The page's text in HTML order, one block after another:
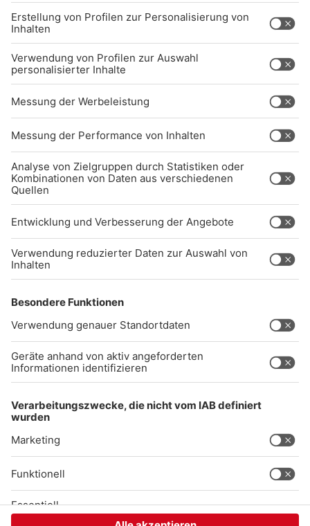
BARRIEREFREIHEIT: WIR ARBEITEN DERZEIT
AKTIV DARAN, UNSERE WEBSITE
BARRIEREFREI ZU GESTALTEN - GEMÄSS D
EN ANFORDERUNGEN DES B
ARRIEREFREIHEITSSTÄRKUNGSGESETZES. W
ENN SIE AUF BARRIEREN STOSSEN ODER UN
TERSTÜTZUNG BENÖTIGEN, KO
NTAKTIEREN SIE UNS GERNE.
(089) 38 38 38 38
info@radiogong.de
kommentarrichtlinien
Gong 96.3 Live
Audiothek
Unexpected Application Error!
crypto.randomUUID is not a function
TypeError: crypto.randomUUID is not a function
at SL.Xp.suspense (https://chat-embed.branchly.io/
at https://chat-embed.branchly.io/assets/
at https://chat-embed.branchly.io/assets/